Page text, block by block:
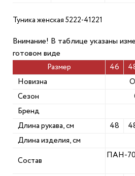
Туника женская 5222-41221
Внимание! В таблице указаны
готовом виде
Размер 46
Новизна
Сезон
Бренд
Длина рукава, см
48
Длина изделия, см
Состав
ПАН-